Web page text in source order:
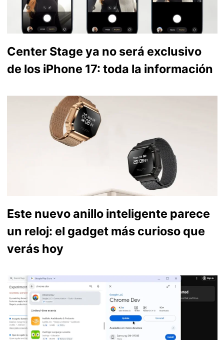
Center Stage ya no será exclusivo
de los iPhone 17: toda la información
Este nuevo anillo inteligente parece
un reloj: el gadget más curioso que
verás hoy